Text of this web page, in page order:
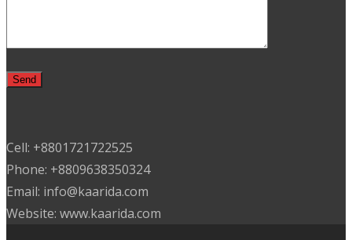
Cell: +8801721722525
Phone: +8809638350324
Email: info@kaarida.com
Website: www.kaarida.com